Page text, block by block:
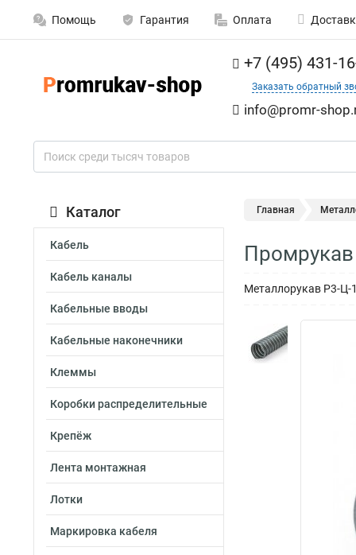
Помощь Гарантия Оплата
+7 (495) 431-
Заказать обратный
info@promr-
Каталог
Кабель
Кабель каналы
Кабельные вводы
Кабельные наконечники
Клеммы
Коробки распределительные
Крепёж
Лента монтажная
Лотки
Маркировка кабеля
Главная
Металлорукав Р3-